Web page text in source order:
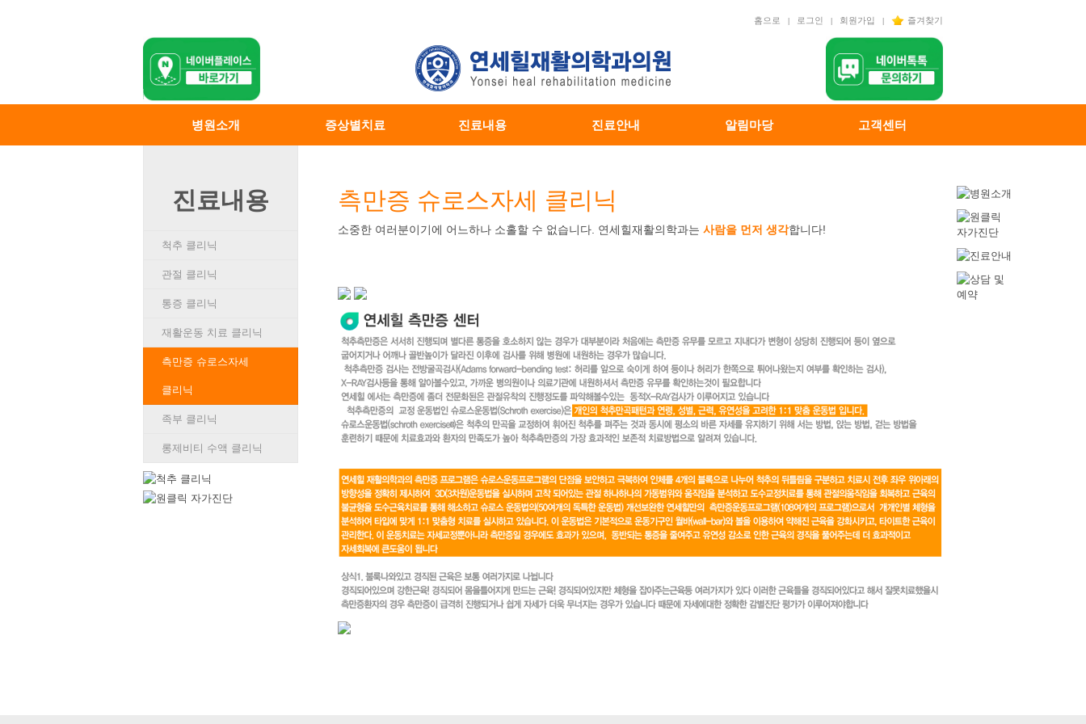
홈으로 로그인 회원가입 즐겨찾기
병원소개 증상별치료 진료내용 진료안내 알림마당 고객센터
진료내용
척추 클리닉
관절 클리닉
통증 클리닉
재활운동 치료 클리닉
측만증 슈로스자세
클리닉
족부 클리닉
롱제비티 수액 클리닉
측만증 슈로스자세 클리닉
소중한 여러분이기에 어느하나 소홀할 수 없습니다. 연세힐재활의학과는 사람을 먼저 생각합니다!